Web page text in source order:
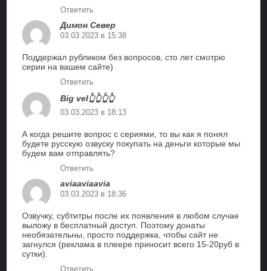
Ответить
Димон Север
03.03.2023 в 15:38
Поддержал рубликом без вопросов, сто лет смотрю
серии на вашем сайте)
Ответить
Big vel👆👆👆👆
03.03.2023 в 18:13
А когда решите вопрос с сериями, то вы как я понял
будете русскую озвуску покупать на деньги которые мы
будем вам отправлять?
Ответить
aviaaviaavia
03.03.2023 в 18:36
Озвучку, субтитры после их появления в любом случае
выложу в бесплатный доступ. Поэтому донаты
необязательны, просто поддержка, чтобы сайт не
загнулся (реклама в плеере приносит всего 15-20руб в
сутки).
Ответить